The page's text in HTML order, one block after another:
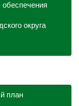
обеспечения
округа
план